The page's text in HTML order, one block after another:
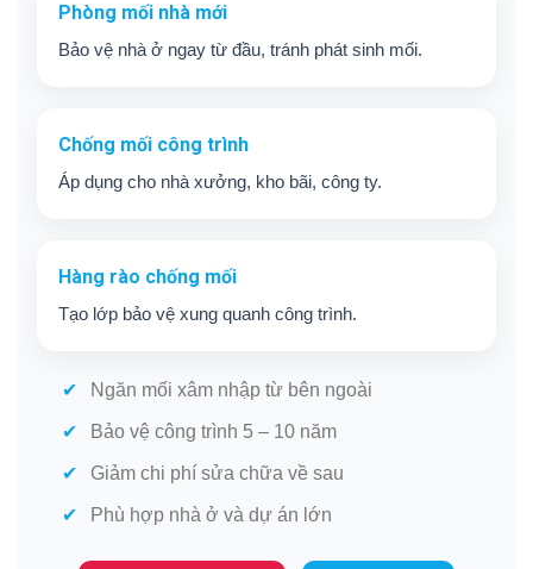
Phòng mối nhà mới
Bảo vệ nhà ở ngay từ đầu, tránh phát sinh mối.
Chống mối công trình
Áp dụng cho nhà xưởng, kho bãi, công ty.
Hàng rào chống mối
Tạo lớp bảo vệ xung quanh công trình.
Ngăn mối xâm nhập từ bên ngoài
Bảo vệ công trình 5 – 10 năm
Giảm chi phí sửa chữa về sau
Phù hợp nhà ở và dự án lớn